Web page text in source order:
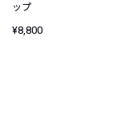
ップ
¥8,800